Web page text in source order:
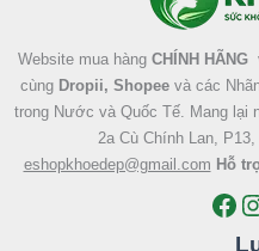
Website mua hàng CHÍNH HÃNG
cùng Dropii, Shopeevà các
trong Nước và Quốc Tế. Mang lại
2a Cù Chính Lan,
eshopkhoedep@gmail.com Hỗ